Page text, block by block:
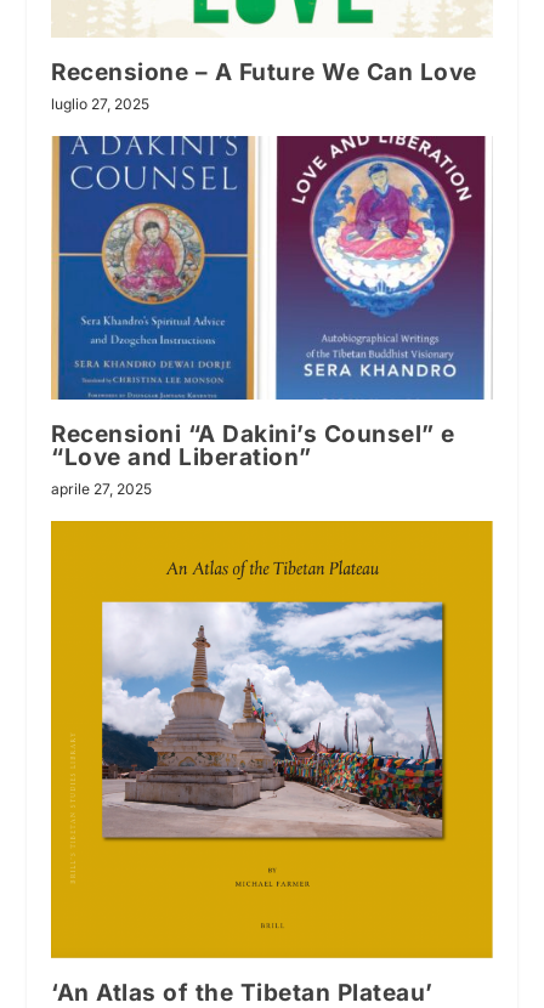
Recensione – A Future We Can Love
luglio 27, 2025
Recensioni “A Dakini’s Counsel” e
“Love and Liberation”
aprile 27, 2025
‘An Atlas of the Tibetan Plateau’